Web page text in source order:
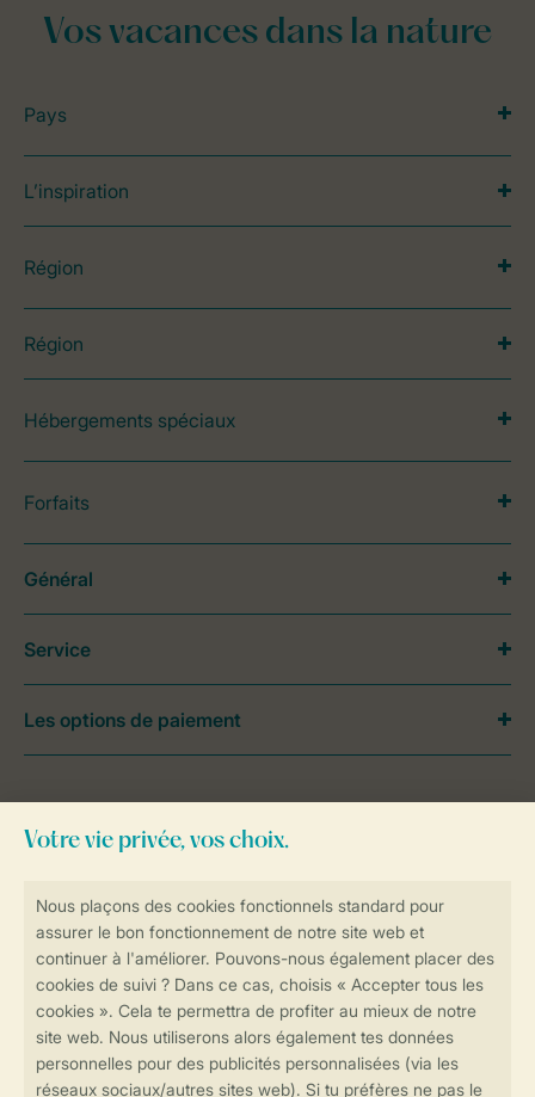
Réservations en ligne rapides et sécurisées
Transmission sécurisée des données
Vos vacances dans la nature
Pays
L’inspiration
Région
Région
Hébergements spéciaux
Forfaits
contactez notreContact Center.
Général
Service
Les options de paiement